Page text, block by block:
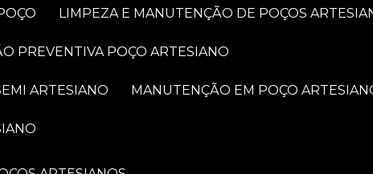
LIMPEZA E MANUTENÇÃO DE POÇOS
PREVENTIVA POÇO ARTESIANO
ARTESIANO MANUTENÇÃO EM POÇO